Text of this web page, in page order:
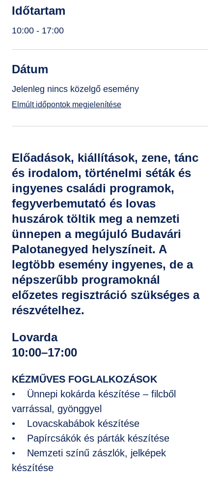
Időtartam
10:00 - 17:00
Dátum
Jelenleg nincs közelgő esemény
Elmúlt időpontok megjelenítése
Előadások, kiállítások, zene, tánc
és irodalom, történelmi séták és
ingyenes családi programok,
fegyverbemutató és lovas
huszárok töltik meg a nemzeti
ünnepen a megújuló Budavári
Palotanegyed helyszíneit. A
legtöbb esemény ingyenes, de a
népszerűbb programoknál
előzetes regisztráció szükséges a
részvételhez.
Lovarda
10:00–17:00
KÉZMŰVES FOGLALKOZÁSOK
• Ünnepi kokárda készítése – filcből
varrással, gyönggyel
• Lovacskabábok készítése
• Papírcsákók és párták készítése
• Nemzeti színű zászlók, jelképek
készítése